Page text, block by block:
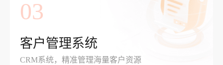
03
客户管理系统
CRM系统，精准管理海量客户资源